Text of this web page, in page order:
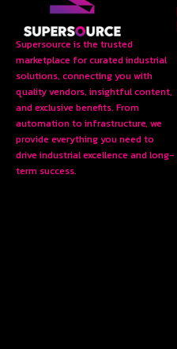
Supersource is the trusted
marketplace for curated industrial
solutions, connecting you with
quality vendors, insightful content,
and exclusive benefits. From
automation to infrastructure, we
provide everything you need to
drive industrial excellence and long-
term success.